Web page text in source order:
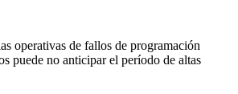
operativas de fallos de programación
puede no anticipar el período de altas